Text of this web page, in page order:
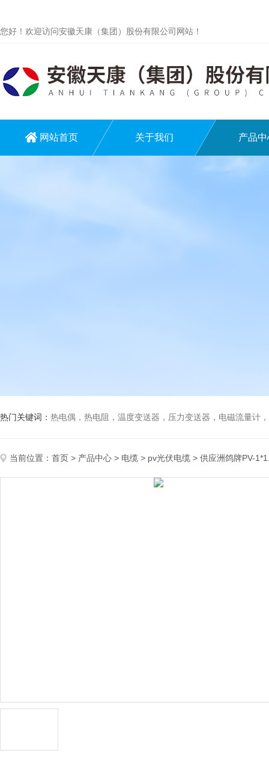
您好！欢迎访问安徽天康（集团）股份有限公司网站！
网站首页 关于我们 产品中
热门关键词： 热电偶，热电阻，温度变送器，压力变送器，电磁流量计，
当前位置： 首页 > 产品中心 > 电缆 > pv光伏电缆 > 供应洲鸽牌PV-